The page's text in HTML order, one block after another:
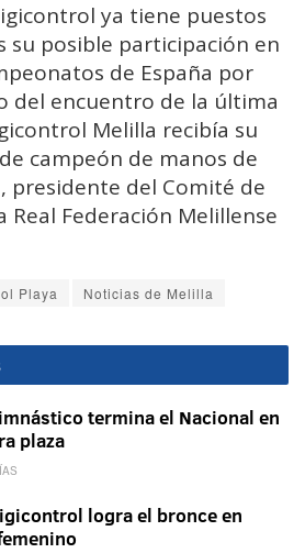
ya tiene puestos
su posible participación en
de España por
del encuentro de la última
Melilla recibía su
campeón de manos de
presidente del Comité de
Real Federación Melillense
Playa Noticias de Melilla
termina el Nacional en
plaza
logra el bronce en